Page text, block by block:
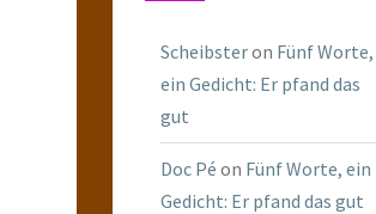
Scheibsteron Fünf Worte,
ein Gedicht: Er pfand das
gut
Doc Pé on Fünf Worte, ein
Gedicht: Er pfand das gut